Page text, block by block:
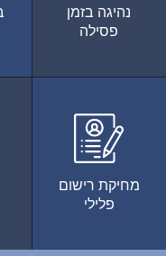
נהיגה בזמן
פסילה
מחיקת רישום
פלילי